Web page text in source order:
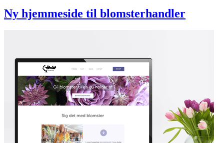
Ny hjemmeside til blomsterhandler